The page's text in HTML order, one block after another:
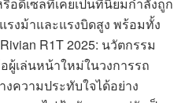
งม้าและแรงบิดสูง พร้อมทั้ง
R1T 2025: นวัตกรรม
ผู้เล่นหน้าใหม่ในวงการรถ
ความประทับใจได้อย่าง